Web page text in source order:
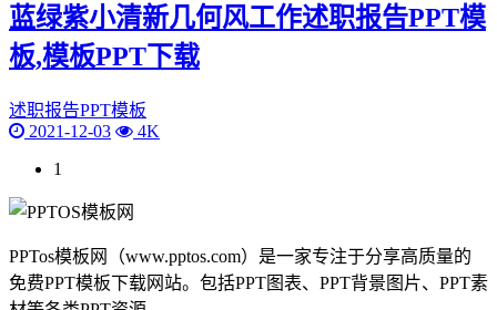
蓝绿紫小清新几何风工作述职报告PPT模
板,模板PPT下载
述职报告PPT模板
2021-12-03
4K
1
PPTos模板网（www.pptos.com）是一家专注于分享高质量的
免费PPT模板下载网站。包括PPT图表、PPT背景图片、PPT素